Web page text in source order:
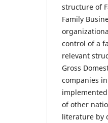
structure of
Family
control of a
relevant
Gross
companies
of other
literature by